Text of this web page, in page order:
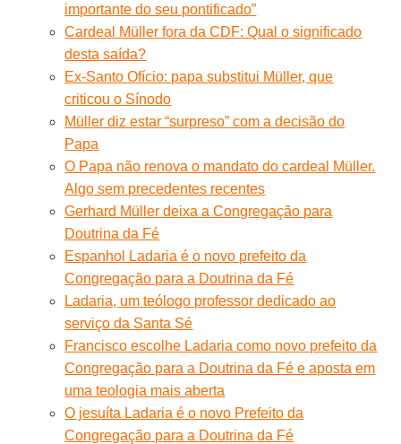
importante do seu pontificado”
Cardeal Müller fora da CDF: Qual o significado
desta saída?
Ex-Santo Ofício: papa substitui Müller, que
criticou o Sínodo
Müller diz estar “surpreso” com a decisão do
Papa
O Papa não renova o mandato do cardeal Müller.
Algo sem precedentes recentes
Gerhard Müller deixa a Congregação para
Doutrina da Fé
Espanhol Ladaria é o novo prefeito da
Congregação para a Doutrina da Fé
Ladaria, um teólogo professor dedicado ao
serviço da Santa Sé
Francisco escolhe Ladaria como novo prefeito da
Congregação para a Doutrina da Fé e aposta em
uma teologia mais aberta
O jesuíta Ladaria é o novo Prefeito da
Congregação para a Doutrina da Fé